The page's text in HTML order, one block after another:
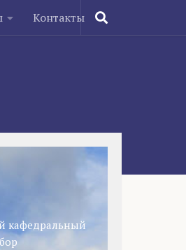
Контакты
кафедральный